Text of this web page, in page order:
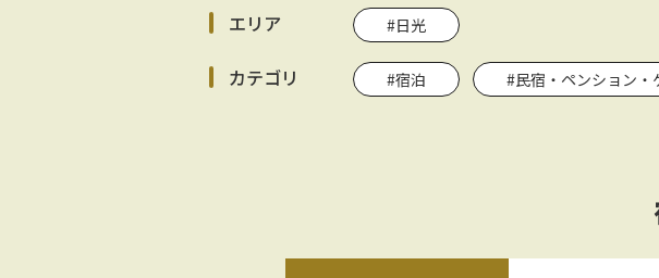
エリア #日光
カテゴリ #宿泊 #民宿・ペンション・